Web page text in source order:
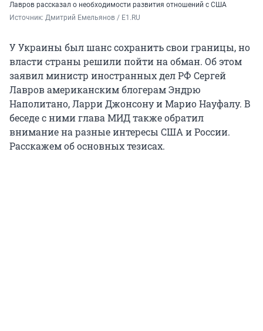
Лавров рассказал о необходимости развития отношений с США
Источник: Дмитрий Емельянов / E1.RU
У Украины был шанс сохранить свои границы, но
власти страны решили пойти на обман. Об этом
заявил министр иностранных дел РФ Сергей
Лавров американским блогерам Эндрю
Наполитано, Ларри Джонсону и Марио Науфалу. В
беседе с ними глава МИД также обратил
внимание на разные интересы США и России.
Расскажем об основных тезисах.